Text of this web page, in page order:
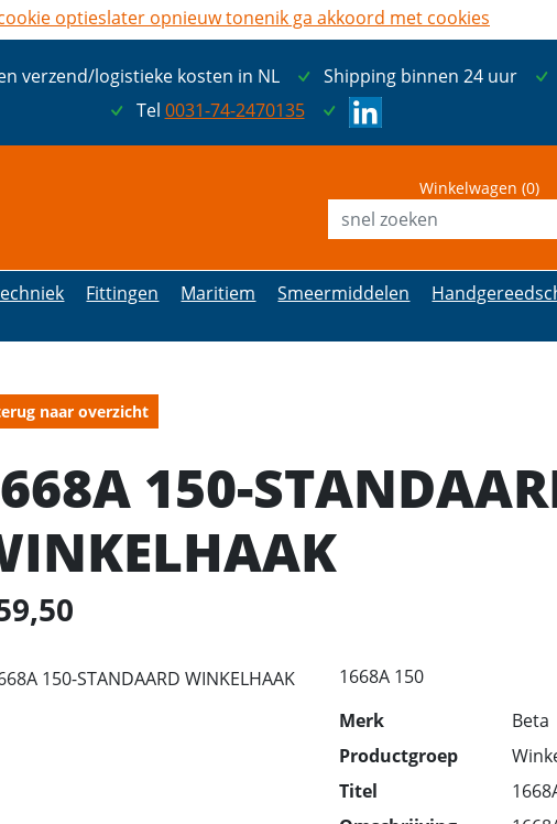
verzend/logistieke kosten in NL Shipping binnen 24 uur
Tel 0031-74-2470135
Winkelwagen (0)
Fittingen Maritiem Smeermiddelen
naar overzicht
150-
1668A 150
Merk
Beta
Productgroep
Titel
optieslater opnieuw tonenik ga akkoord met cookies